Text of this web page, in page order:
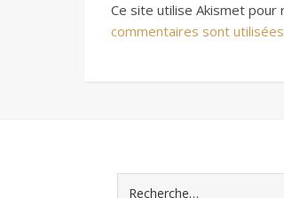
Ce site utilise Akismet pour
commentaires sont utilisées